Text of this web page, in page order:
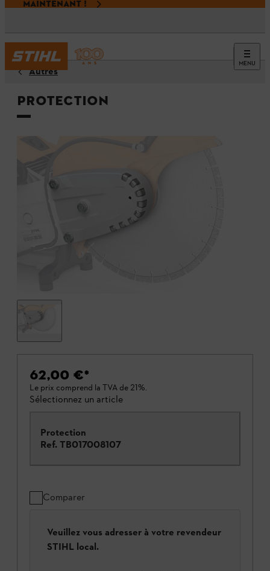
MAINTENANT !
MENU
Autres
Protection
62,00 €*
Le prix comprend la TVA de 21%.
Sélectionnez un article
Protection
Ref. TB017008107
Comparer
Veuillez vous adresser à votre revendeur
STIHL local.